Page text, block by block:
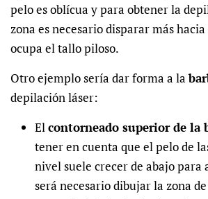
pelo es oblícua y para obtener la
zona es necesario disparar más
ocupa el tallo piloso.
Otro ejemplo sería dar forma a la
depilación láser:
Elcontorneado superior de la
tener en cuenta que el pelo de
nivel suele crecer de abajo
será necesario dibujar la zona